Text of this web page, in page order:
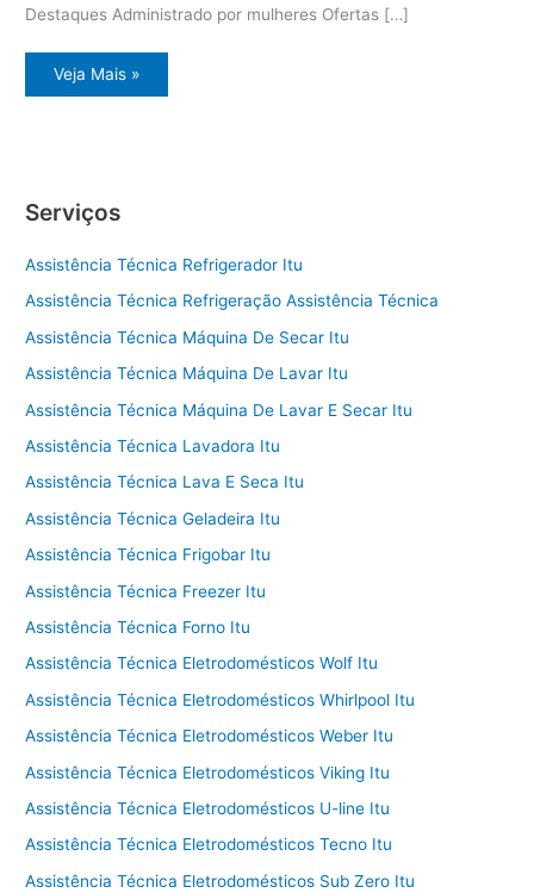
Destaques Administrado por mulheres Ofertas […]
Assistência
eletrodoméstico
Veja Mais »
Serviços
Assistência Técnica Refrigerador Itu
Assistência Técnica Refrigeração Assistência Técnica
Assistência Técnica Máquina De Secar Itu
Assistência Técnica Máquina De Lavar Itu
Assistência Técnica Máquina De Lavar E Secar Itu
Assistência Técnica Lavadora Itu
Assistência Técnica Lava E Seca Itu
Assistência Técnica Geladeira Itu
Assistência Técnica Frigobar Itu
Assistência Técnica Freezer Itu
Assistência Técnica Forno Itu
Assistência Técnica Eletrodomésticos Wolf Itu
Assistência Técnica Eletrodomésticos Whirlpool Itu
Assistência Técnica Eletrodomésticos Weber Itu
Assistência Técnica Eletrodomésticos Viking Itu
Assistência Técnica Eletrodomésticos U-line Itu
Assistência Técnica Eletrodomésticos Tecno Itu
Assistência Técnica Eletrodomésticos Sub Zero Itu